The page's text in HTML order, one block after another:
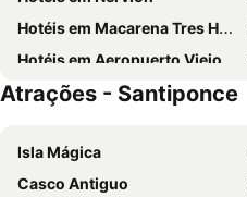
Hotel Abades Benacazon
Exe Gran Hotel Solucar
Ibis Sevilla
Hesperia Sevilla
Bellavista Sevilla
Hotéis em Macarena Tres Huertas
Hotéis em Aeropuerto Viejo
Hotéis em Zodiaco
Hotéis em Barrio de San Gil
Hotéis em Alfalfa
Atrações - Santiponce
Isla Mágica
Casco Antiguo